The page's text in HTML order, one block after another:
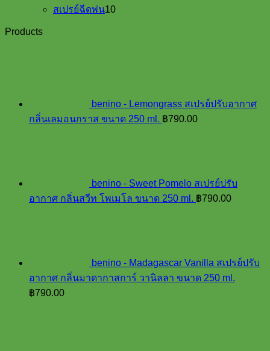
สเปรย์ฉีดพ่น1010
Products
benino - Lemongrass สเปรย์ปรับอากาศ
กลิ่นเลมอนกราส ขนาด 250 ml. ฿790.00
benino - Sweet Pomelo สเปรย์ปรับ
อากาศ กลิ่นสวีท โพเมโล ขนาด 250 ml. ฿790.00
benino - Madagascar Vanilla สเปรย์ปรับ
อากาศ กลิ่นมาดากาสการ์ วานิลลา ขนาด 250 ml.
฿790.00